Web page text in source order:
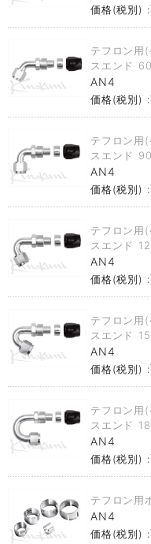
価格(税別) :
テフロン用
スエンド
AN4
価格(税別) :
テフロン用
スエンド
AN4
価格(税別) :
テフロン用
スエンド
AN4
価格(税別) :
テフロン用
スエンド
AN4
価格(税別) :
テフロン用
スエンド
AN4
価格(税別) :
テフロン用
AN4
価格(税別) :